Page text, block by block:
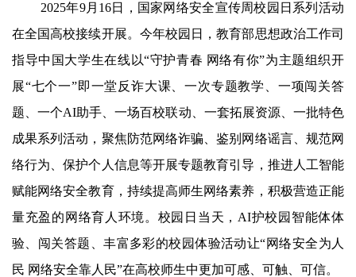
2025年9月 16日，国家网络安全宣传周校园日系列活动
在全国高校接续开展。今年校园日，教育部思想政治工作司
指导中国大学生在线以“守护青春 网络有你”为主题组织开
展“七个一”即一堂反诈大课、一次专题教学、一项闯关答
题、一个AI助手、一场百校联动、一套拓展资源、一批特色
成果系列活动，聚焦防范网络诈骗、鉴别网络谣言、规范网
络行为、保护个人信息等开展专题教育引导，推进人工智能
赋能网络安全教育，持续提高师生网络素养，积极营造正能
量充盈的网络育人环境。校园日当天， AI护校园智能体体
验、闯关答题、丰富多彩的校园体验活动让“网络安全为人
民 网络安全靠人民”在高校师生中更加可感、可触、可信。